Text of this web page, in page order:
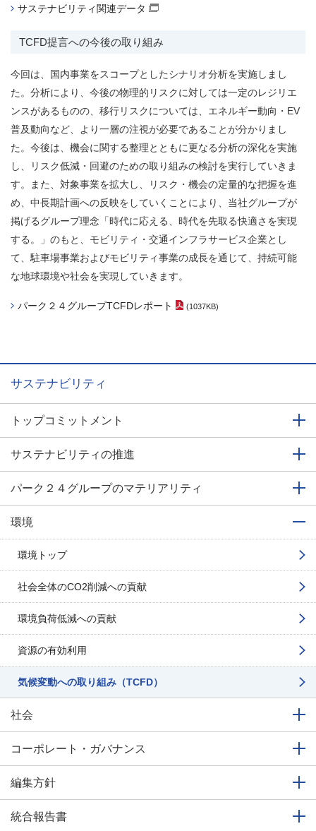
サステナビリティ関連データ
TCFD提言への今後の取り組み
今回は、国内事業をスコープとしたシナリオ分析を実施しまし
た。分析により、今後の物理的リスクに対しては一定のレジリエ
ンスがあるものの、移行リスクについては、エネルギー動向・EV
普及動向など、より一層の注視が必要であることが分かりまし
た。今後は、機会に関する整理とともに更なる分析の深化を実施
し、リスク低減・回避のための取り組みの検討を実行していきま
す。また、対象事業を拡大し、リスク・機会の定量的な把握を進
め、中長期計画への反映をしていくことにより、当社グループが
掲げるグループ理念「時代に応える、時代を先取る快適さを実現
する。」のもと、モビリティ・交通インフラサービス企業とし
て、駐車場事業およびモビリティ事業の成長を通じて、持続可能
な地球環境や社会を実現していきます。
パーク２４グループTCFDレポート （PDFファイル）
(1037KB)
サステナビリティ
トップコミットメント
サステナビリティの推進
パーク２４グループのマテリアリティ
環境
環境トップ
社会全体のCO2削減への貢献
環境負荷低減への貢献
資源の有効利用
気候変動への取り組み（TCFD）
社会
コーポレート・ガバナンス
編集方針
統合報告書